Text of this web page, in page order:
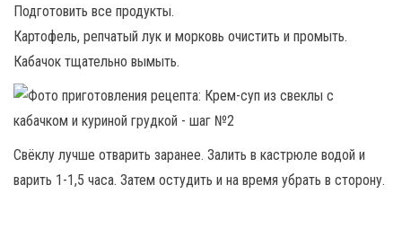
Подготовить все продукты.
Картофель, репчатый лук и морковь очистить и промыть.
Кабачок тщательно вымыть.
Свёклу лучше отварить заранее. Залить в кастрюле водой и
варить 1-1,5 часа. Затем остудить и на время убрать в сторону.